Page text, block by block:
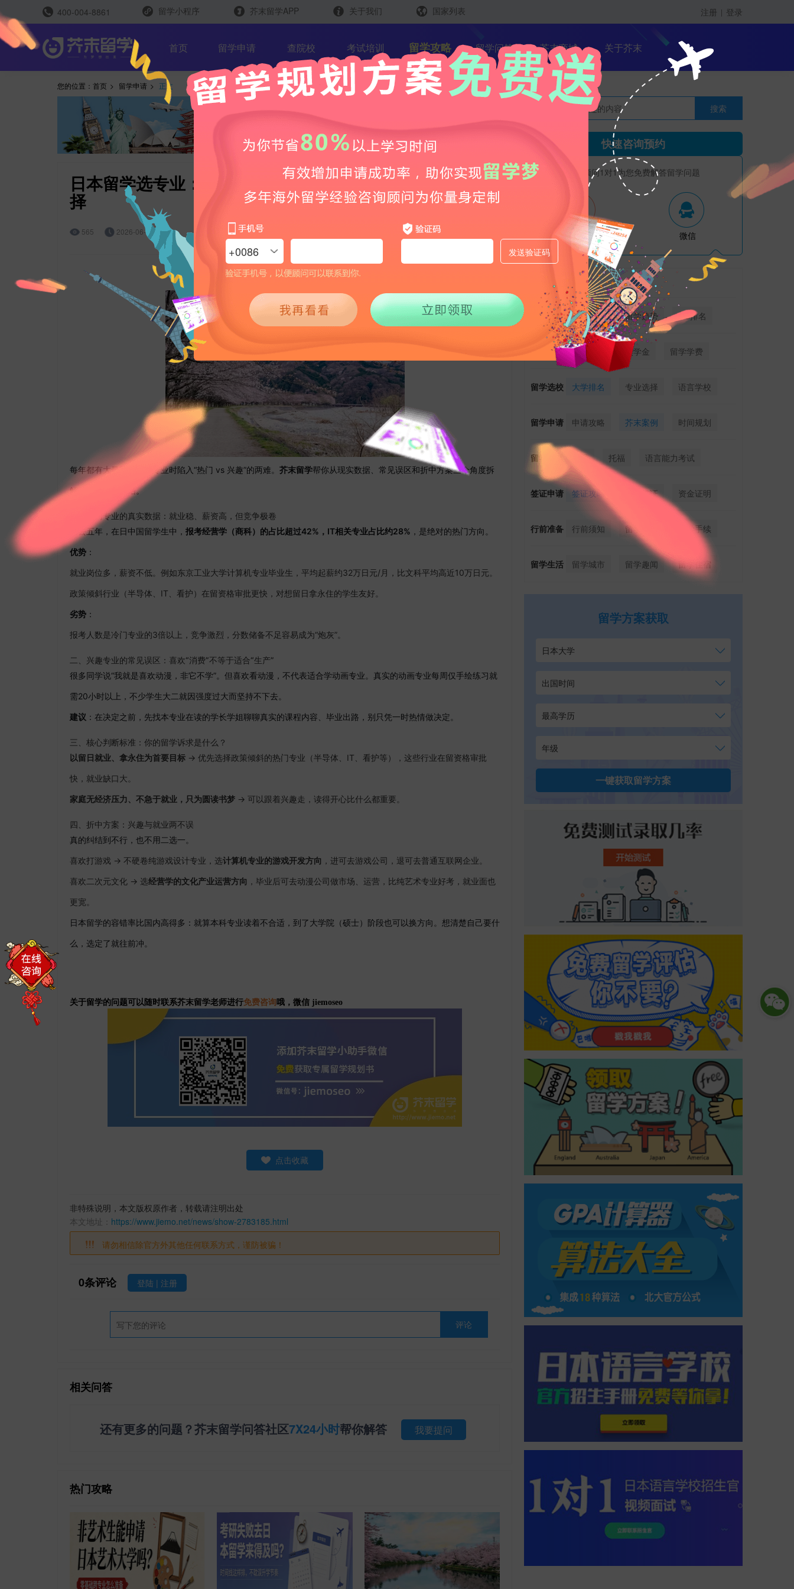
400-004-8861 留学小程序
留学评测
留学规划助手 留学申请助手
雅思能力测评 托福能力测评
芥末留学APP 关于我们
国家列表
韩国
英国
注册 | 登录
首页 留学申请 查院校 考试培训 留学攻略 留学问答 芥末商城 关于芥末
您的位置： 首页 > 留学申请 > 正文
日本留学选专业：热门赛道还是个人兴趣？日本留学专业选
择
565 2026-06-03 15:30
每年都有大量同学在选专业时陷入“热门 vs 兴趣”的两难。 芥末留学帮你从现实数据、常见误区和折中方案三个角度拆
解，让你不再纠结。
一、热门专业的真实数据：就业稳、薪资高，但竞争极卷
过去五年，在日中国留学生中， 报考经营学（商科）的占比超过42%，IT相关专业占比约28% ，是绝对的热门方向。
优势 ：
就业岗位多，薪资不低。例如东京工业大学计算机专业毕业生，平均起薪约32万日元/月，比文科平均高近10万日元。
政策倾斜行业（半导体、IT、看护）在留资格审批更快，对想留日拿永住的学生友好。
劣势 ：
报考人数是冷门专业的3倍以上，竞争激烈，分数储备不足容易成为“炮灰”。
二、兴趣专业的常见误区：喜欢“消费”不等于适合“生产”
很多同学说“我就是喜欢动漫，非它不学”。但喜欢看动漫，不代表适合学动画专业。真实的动画专业每周仅手绘练习就
需20小时以上，不少学生大二就因强度过大而坚持不下去。
建议 ：在决定之前，先找本专业在读的学长学姐聊聊真实的课程内容、毕业出路，别只凭一时热情做决定。
三、核心判断标准：你的留学诉求是什么？
以留日就业、拿永住为首要目标 → 优先选择政策倾斜的热门专业（半导体、IT、看护等），这些行业在留资格审批
快，就业缺口大。
家庭无经济压力、不急于就业，只为圆读书梦 → 可以跟着兴趣走，读得开心比什么都重要。
四、折中方案：兴趣与就业两不误
真的纠结到不行，也不用二选一。
喜欢打游戏 → 不硬卷纯游戏设计专业，选计算机专业的游戏开发方向 ，进可去游戏公司，退可去普通互联网企业。
喜欢二次元文化 → 选经营学的文化产业运营方向 ，毕业后可去动漫公司做市场、运营，比纯艺术专业好考，就业面也
更宽。
日本留学的容错率比国内高得多：就算本科专业读着不合适，到了大学院（硕士）阶段也可以换方向。想清楚自己要什
么，选定了就往前冲。
关于留学的问题可以随时联系芥末留学老师进行免费咨询 哦，微信 jiemoseo
点击收藏
非特殊说明，本文版权原作者，转载请注明出处
本文地址： https://www.jiemo.net/news/show-2783185.html
请勿相信除官方外其他任何联系方式，谨防被骗！
0条评论 登陆 | 注册
评论
相关问答
还有更多的问题？芥末留学问答社区7X24小时帮你解答 我要提问
热门攻略
搜索
快速咨询预约
资深顾问1对1为您免费解答留学问题
电话 微信
热门标签
留学新闻 留学新政 留学趋势 QS排名
留学费用 费用详解 奖学金 留学学费
留学选校 大学排名 专业选择 语言学校
留学申请 申请攻略 芥末案例 时间规划
留学考试 雅思 托福 语言能力考试
签证申请 签证攻略 留学签证 资金证明
行前准备 行前须知 留学行李 留学手续
留学生活 留学城市 留学趣闻 留学住宿
留学方案获取